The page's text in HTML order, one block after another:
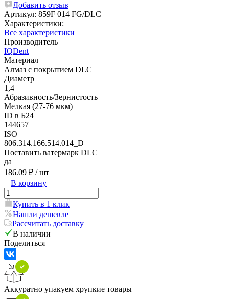
Добавить отзыв
Артикул: 859F 014 FG/DLC
Характеристики:
Все характеристики
Производитель
IQDent
Материал
Алмаз с покрытием DLC
Диаметр
1,4
Абразивность/Зернистость
Мелкая (27-76 мкм)
ID в Б24
144657
ISO
806.314.166.514.014_D
Поставить ватермарк DLC
да
186.09 ₽ / шт
В корзину
Купить в 1 клик
Нашли дешевле
Рассчитать доставку
В наличии
Поделиться
Аккуратно упакуем хрупкие товары